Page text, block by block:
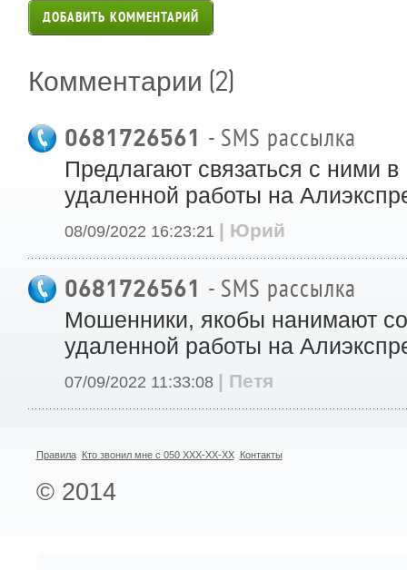
ДОБАВИТЬ КОММЕНТАРИЙ
Комментарии (2)
0681726561 - SMS рассылка
Предлагают связаться с ними
удаленной работы на
08/09/2022 16:23:21 | Юрий
0681726561 - SMS рассылка
Мошенники, якобы нанимают
удаленной работы на
07/09/2022 11:33:08 | Петя
Правила Кто звонил мне с 050 XXX-XX-XX Контакты
© 2014